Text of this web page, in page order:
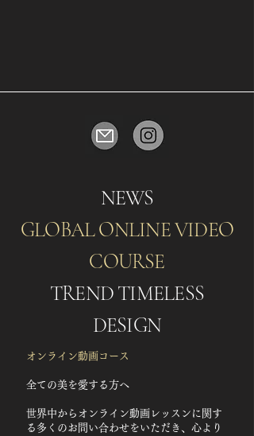
NEWS
GLOBAL ONLINE VIDEO
COURSE
TREND TIMELESS
DESIGN
​オンライン動画コース
全ての美を愛する方へ
世界中からオンライン動画レッスンに関す
る多くのお問い合わせをいただき、心より